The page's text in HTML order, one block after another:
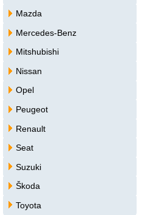
Mazda
Mercedes-Benz
Mitshubishi
Nissan
Opel
Peugeot
Renault
Seat
Suzuki
Škoda
Toyota